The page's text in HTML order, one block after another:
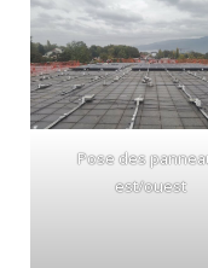
Pose des
est/ouest